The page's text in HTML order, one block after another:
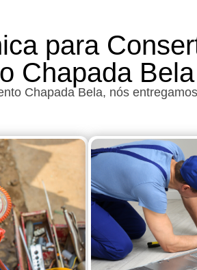
para
Chapada Bela
Chapada Bela, nós